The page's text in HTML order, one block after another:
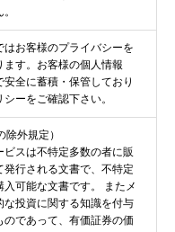
お客様のプライバシーを
す。お客様の個人情報
全に蓄積・保管しており
ーをご確認下さい。
除外規定）
スは不特定多数の者に販
行される文書で、不特定
可能な文書です。 またメ
な投資に関する知識を付与
であって、有価証券の価